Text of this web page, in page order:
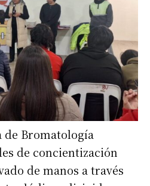
de Bromatología
de concientización
de manos a través